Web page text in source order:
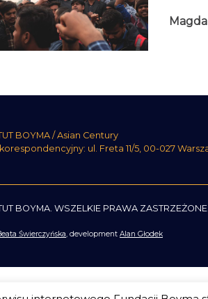
BOYMA / Asian Century
ul. Freta 11/5, 00-027
BOYMA. WSZELKIE PRAWA ZASTRZEŻONE.
Świerczyńska, development Alan Głodek